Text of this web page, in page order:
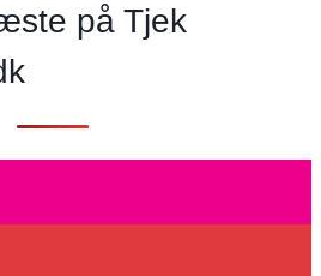
højere
Rebild.
på Tjek